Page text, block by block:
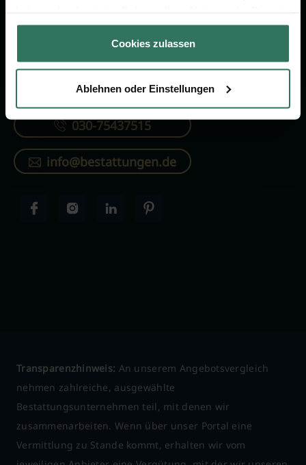
gesammelt haben.
Cookies zulassen
Ablehnen oder Einstellungen
Verzeichnis
KONTAKTIEREN SIE UNS
030-75437515
info@bestattungen.de
Transparenzhinweis: An unserem Angebotsvergleich
nehmen zahlreiche, ausgewählte
Bestattungsunternehmen teil, mit denen wir
zusammenarbeiten. Wenn über unser Portal eine
Vermittlung zu Stande kommt, erhalten wir vom